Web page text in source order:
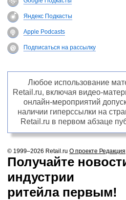
Яндекс Подкасты
Apple Podcasts
Подписаться на рассылку
Любое использование
Retail.ru, включая видео-
онлайн-мероприятий
наличии гиперссылки на
Retail.ru в первом абзаце
© 1999–2026 Retail.ru О проекте Редакция
Получайте
индустрии
ритейла первым!